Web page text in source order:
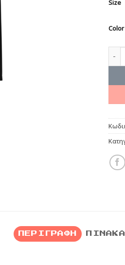
Size
Color
ΠΕΡΙΓΡΑΦΉ